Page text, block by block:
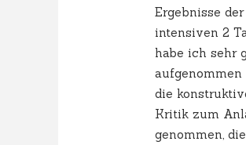
Ergebnisse der
intensiven 2
habe ich sehr
aufgenommen
die
Kritik zum
genommen,